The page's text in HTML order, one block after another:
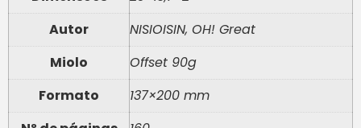
Autor
NISIOISIN, OH! Great
Miolo
Offset 90g
Formato
137×200 mm